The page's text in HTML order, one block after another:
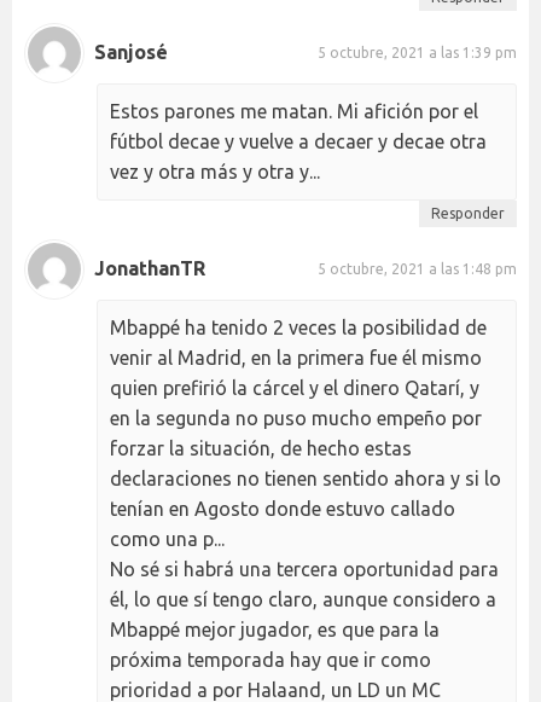
Sanjosé 5 octubre, 2021 a las 1:39 pm
Estos parones me matan. Mi afición por el
fútbol decae y vuelve a decaer y decae otra
vez y otra más y otra y...
Responder
JonathanTR 5 octubre, 2021 a las 1:48 pm
Mbappé ha tenido 2 veces la posibilidad de
venir al Madrid, en la primera fue él mismo
quien prefirió la cárcel y el dinero Qatarí, y
en la segunda no puso mucho empeño por
forzar la situación, de hecho estas
declaraciones no tienen sentido ahora y si lo
tenían en Agosto donde estuvo callado
como una p...
No sé si habrá una tercera oportunidad para
él, lo que sí tengo claro, aunque considero a
Mbappé mejor jugador, es que para la
próxima temporada hay que ir como
prioridad a por Halaand, un LD un MC